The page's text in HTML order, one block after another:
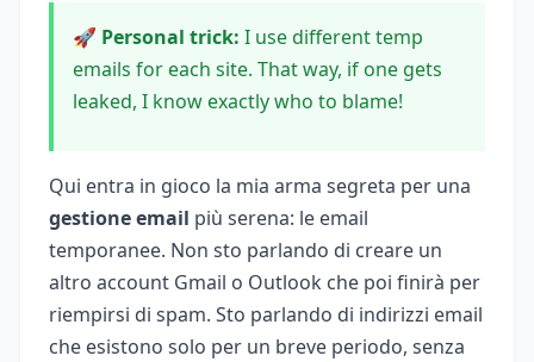
🚀 Personal trick: I use different temp
emails for each site. That way, if one gets
leaked, I know exactly who to blame!
Qui entra in gioco la mia arma segreta per una
gestione email più serena: le email
temporanee. Non sto parlando di creare un
altro account Gmail o Outlook che poi finirà per
riempirsi di spam. Sto parlando di indirizzi email
che esistono solo per un breve periodo, senza